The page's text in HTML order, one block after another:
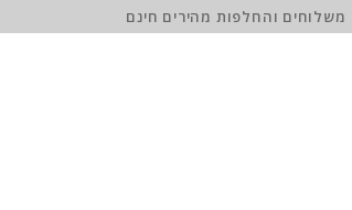
משלוחים והחלפות מהירים חינם